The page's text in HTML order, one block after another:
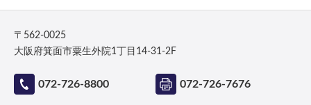
〒562-0025
大阪府箕面市粟生外院1丁目14-31-2F
072-726-8800 072-726-7676